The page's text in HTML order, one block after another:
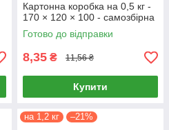
Картонна коробка на 0,5 кг -
170 × 120 × 100 - самозбірна
Готово до відправки
8,35 ₴ 11,56 ₴
Купити
на 1,2 кг –21%